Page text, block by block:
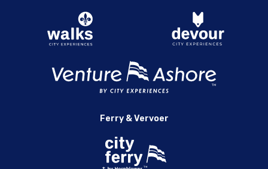
Ferry & Vervoer